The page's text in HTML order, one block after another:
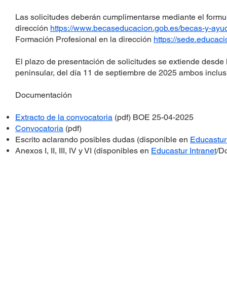
Las solicitudes deberán cumplimentarse mediante el
dirección https://www.becaseducacion.gob.es/becas-y-
Formación Profesional en la dirección https://
El plazo de presentación de solicitudes se extiende
peninsular, del día 11 de septiembre de 2025 ambos
Documentación
Extracto de la convocatoria (pdf) BOE 25-04-2025
Convocatoria (pdf)
Escrito aclarando posibles dudas (disponible en
Anexos I, II, III, IV y VI (disponibles en Educastur Intranet/